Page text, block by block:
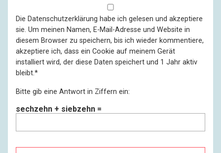
Die Datenschutzerklärung habe ich gelesen und akzeptiere
sie. Um meinen Namen, E-Mail-Adresse und Website in
diesem Browser zu speichern, bis ich wieder kommentiere,
akzeptiere ich, dass ein Cookie auf meinem Gerät
installiert wird, der diese Daten speichert und 1 Jahr aktiv
bleibt.*
Bitte gib eine Antwort in Ziffern ein:
sechzehn + siebzehn =